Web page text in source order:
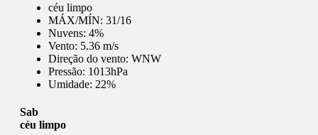
céu limpo
MÁX/MÍN: 31/16
Nuvens: 4%
Vento: 5.36 m/s
Direção do vento: WNW
Pressão: 1013hPa
Umidade: 22%
Sab
céu limpo